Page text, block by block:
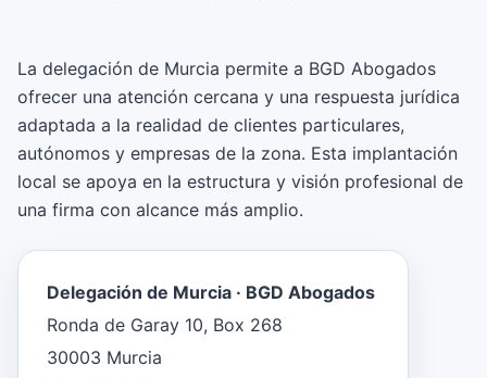
La delegación de Murcia permite a BGD Abogados
ofrecer una atención cercana y una respuesta jurídica
adaptada a la realidad de clientes particulares,
autónomos y empresas de la zona. Esta implantación
local se apoya en la estructura y visión profesional de
una firma con alcance más amplio.
Delegación de Murcia · BGD Abogados
Ronda de Garay 10, Box 268
30003 Murcia